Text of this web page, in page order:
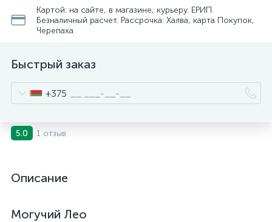
Картой: на сайте, в магазине, курьеру. ЕРИП.
Безналичный расчет. Рассрочка: Халва, карта Покупок,
Черепаха
Быстрый заказ
+375
5.0 1 отзыв
Описание
Могучий Лео